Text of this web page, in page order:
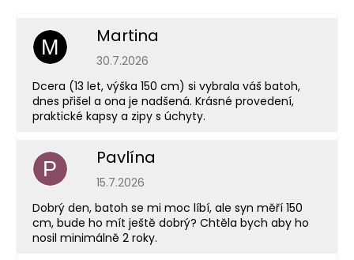
M Martina
Hodnocení obchodu je 5 z 5 hvězdiček.
30.7.2026
Dcera (13 let, výška 150 cm) si vybrala váš batoh,
dnes přišel a ona je nadšená. Krásné provedení,
praktické kapsy a zipy s úchyty.
P Pavlína
Hodnocení obchodu je 5 z 5 hvězdiček.
15.7.2026
Dobrý den, batoh se mi moc líbí, ale syn měří 150
cm, bude ho mít ještě dobrý? Chtěla bych aby ho
nosil minimálně 2 roky.